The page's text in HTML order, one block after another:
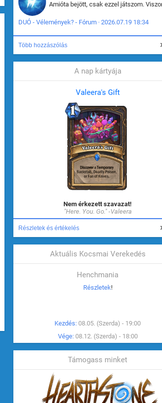
DUÓ - Vélemények? - Fórum · 2026.07.19 18:34
Több hozzászólás
A nap kártyája
Valeera's Gift
Nem érkezett szavazat!
"Here. You. Go." -Valeera
Részletek és értékelés
Aktuális Kocsmai Verekedés
Henchmania
Részletek!
Kezdés: 08.05. (Szerda) - 19:00
Vége: 08.12. (Szerda) - 18:00
Támogass minket